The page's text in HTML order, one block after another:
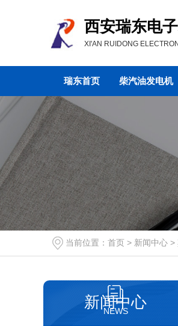
西安瑞东电
XI'AN RUIDONG
瑞东首页 柴汽油发电机
当前位置： 首页 > 新闻中心 >
新闻中心
NEWS